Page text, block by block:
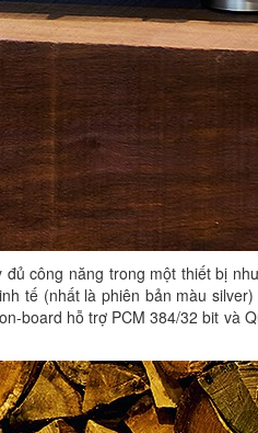
công năng trong một thiết bị
tế (nhất là phiên bản màu
board hỗ trợ PCM 384/32 bit và